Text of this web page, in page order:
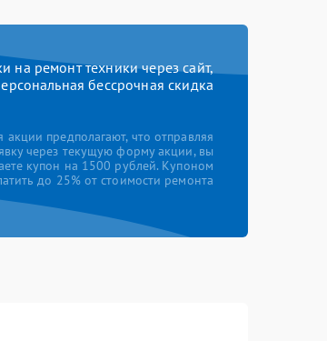
на ремонт техники через сайт,
бессрочная скидка
акции предполагают, что отправляя
через текущую форму акции, вы
купон на 1500 рублей. Купоном
до 25% от стоимости ремонта